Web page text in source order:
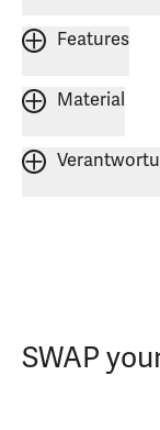
Features
Material
SWAP